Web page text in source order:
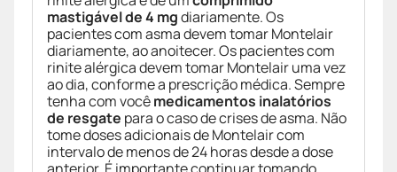
mastigável de 4 mgdiariamente. Os
pacientes com asma devem tomar Montelair
diariamente, ao anoitecer. Os pacientes com
rinite alérgica devem tomar Montelair uma vez
ao dia, conforme a prescrição médica. Sempre
tenha com vocêmedicamentos inalatórios
de resgate para o caso de crises de asma. Não
tome doses adicionais de Montelair com
intervalo de menos de 24 horas desde a dose